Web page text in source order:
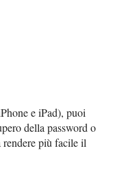
e iPad), puoi
della password o
più facile il